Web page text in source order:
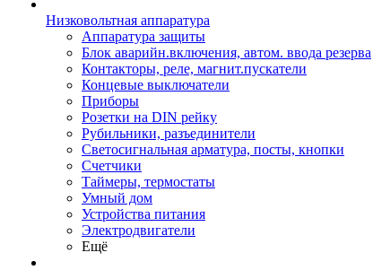
Низковольтная аппаратура
Аппаратура защиты
Блок аварийн.включения, автом. ввода резерва
Контакторы, реле, магнит.пускатели
Концевые выключатели
Приборы
Розетки на DIN рейку
Рубильники, разъединители
Светосигнальная арматура, посты, кнопки
Счетчики
Таймеры, термостаты
Умный дом
Устройства питания
Электродвигатели
Ещё